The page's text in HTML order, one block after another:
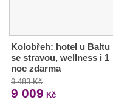
Kolobřeh: hotel u Baltu
se stravou, wellness i 1
noc zdarma
9 483 Kč
9 009 Kč